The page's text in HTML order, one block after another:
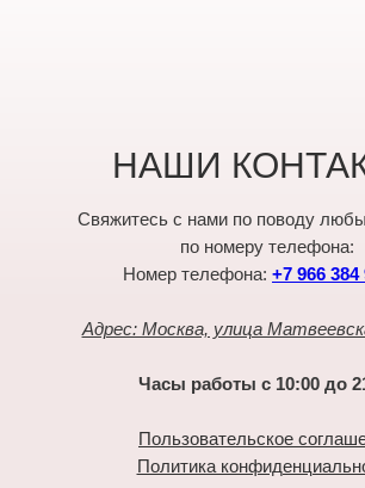
НАШИ
Свяжитесь с нами по поводу
по номеру телефона:
Номер телефона: +7 966 384
Адрес: Москва, улица
Часы работы с 10:00 до
Пользовательское
Политика